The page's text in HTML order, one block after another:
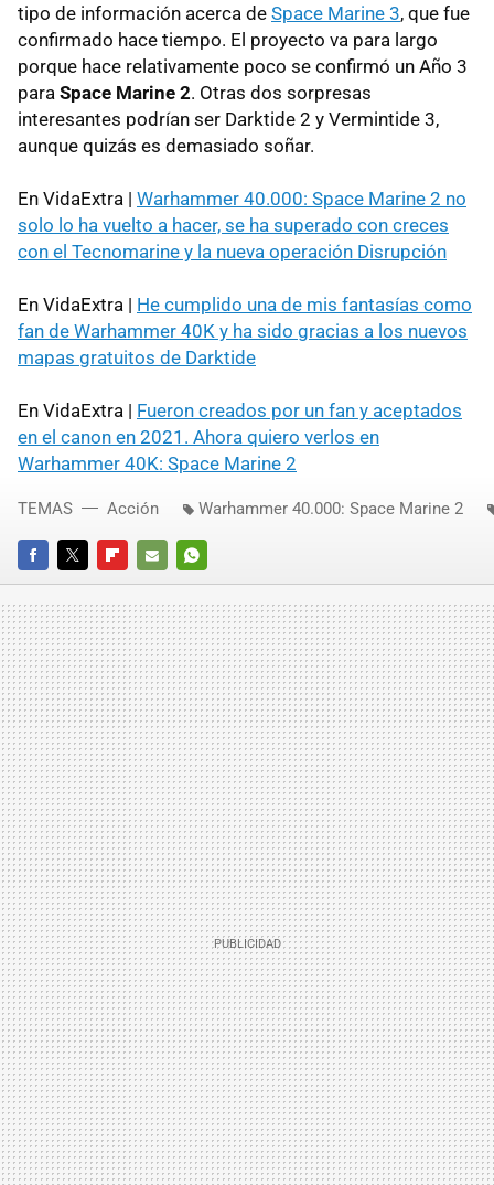
tipo de información acerca de Space Marine 3, que fue
confirmado hace tiempo. El proyecto va para largo
porque hace relativamente poco se confirmó un Año 3
para Space Marine 2. Otras dos sorpresas
interesantes podrían ser Darktide 2 y Vermintide 3,
aunque quizás es demasiado soñar.
En VidaExtra | Warhammer 40.000: Space Marine 2 no
solo lo ha vuelto a hacer, se ha superado con creces
con el Tecnomarine y la nueva operación Disrupción
En VidaExtra | He cumplido una de mis fantasías como
fan de Warhammer 40K y ha sido gracias a los nuevos
mapas gratuitos de Darktide
En VidaExtra | Fueron creados por un fan y aceptados
en el canon en 2021. Ahora quiero verlos en
Warhammer 40K: Space Marine 2
FACEBOOKTWITTERFLIPBOARD
E-
MAIL
WHATSAPP
TEMAS Acción Warhammer 40.000: Space Marine 2